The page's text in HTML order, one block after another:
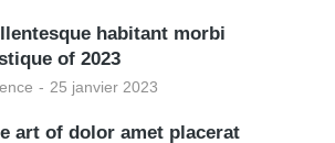
habitant morbi
of 2023
25 janvier 2023
art of dolor amet placerat